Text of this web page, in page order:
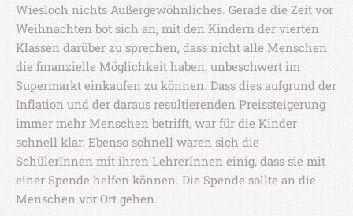
Wiesloch nichts Außergewöhnliches. Gerade die Zeit vor
Weihnachten bot sich an, mit den Kindern der vierten
Klassen darüber zu sprechen, dass nicht alle Menschen
die finanzielle Möglichkeit haben, unbeschwert im
Supermarkt einkaufen zu können. Dass dies aufgrund der
Inflation und der daraus resultierenden Preissteigerung
immer mehr Menschen betrifft, war für die Kinder
schnell klar. Ebenso schnell waren sich die
SchülerInnen mit ihren LehrerInnen einig, dass sie mit
einer Spende helfen können. Die Spende sollte an die
Menschen vor Ort gehen.